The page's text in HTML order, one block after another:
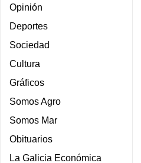
Opinión
Deportes
Sociedad
Cultura
Gráficos
Somos Agro
Somos Mar
Obituarios
La Galicia Económica